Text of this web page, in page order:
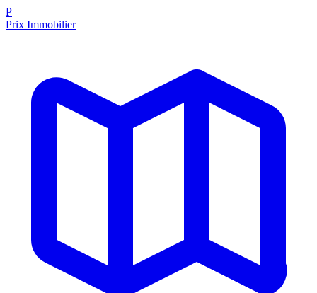
P
Prix Immobilier